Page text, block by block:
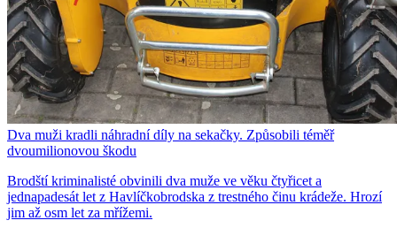
Dva muži kradli náhradní díly na sekačky. Způsobili téměř
dvoumilionovou škodu
Brodští kriminalisté obvinili dva muže ve věku čtyřicet a
jednapadesát let z Havlíčkobrodska z trestného činu krádeže. Hrozí
jim až osm let za mřížemi.